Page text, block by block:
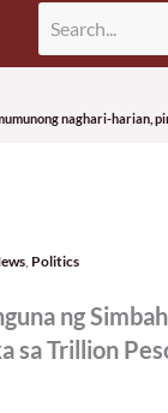
naghari-harian,
, Politics
ng
sa Trillion